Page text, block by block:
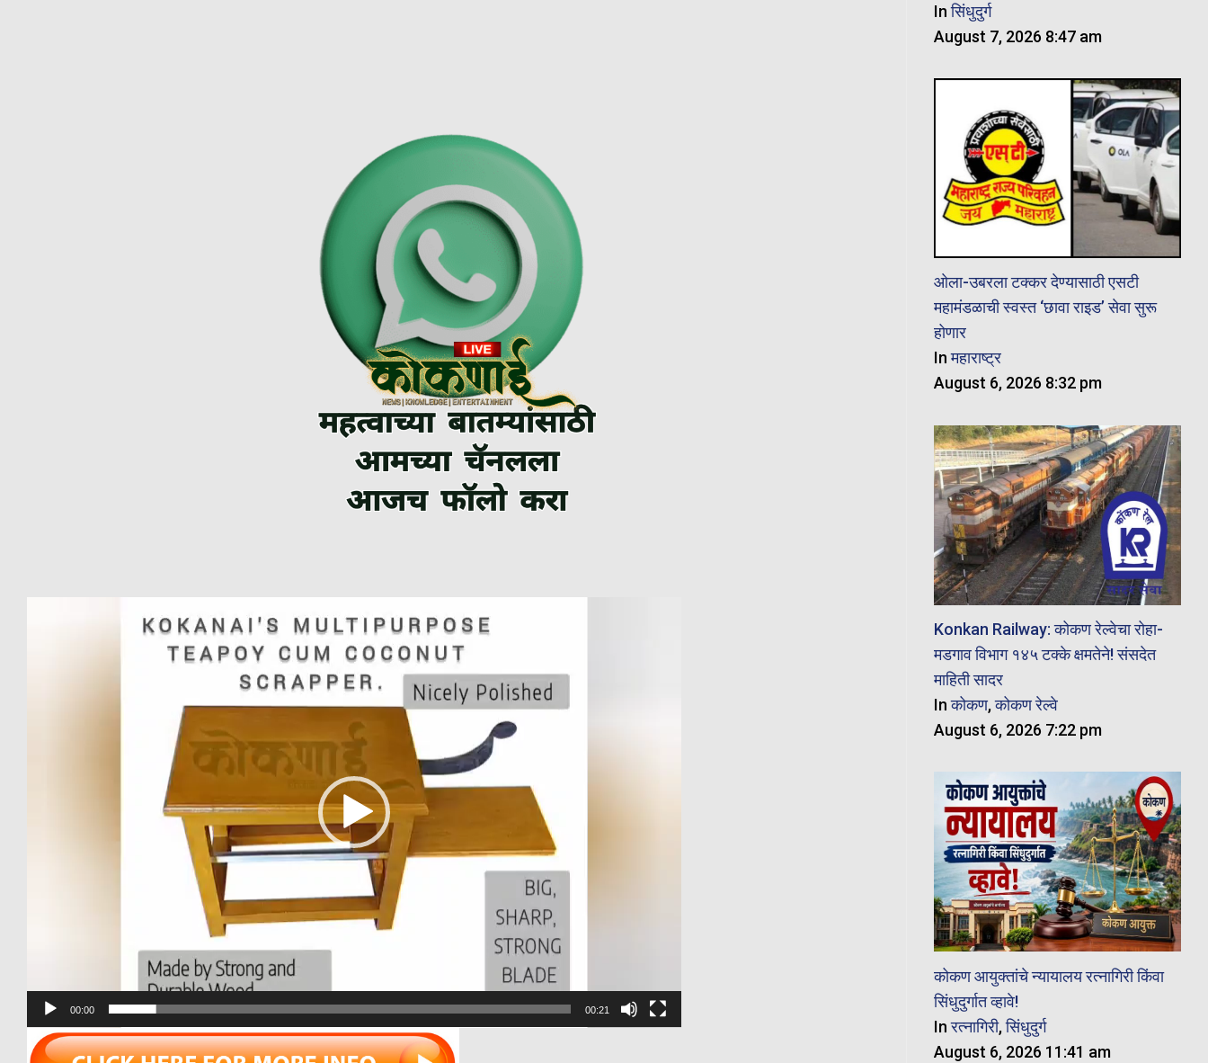
00:00 00:21
Inसिंधुदुर्ग
August 7, 2026 8:47 am
ओला-उबरला टक्कर देण्यासाठी एसटी
महामंडळाची स्वस्त ‘छावा राइड’ सेवा सुरू
होणार
Inमहाराष्ट्र
August 6, 2026 8:32 pm
Konkan Railway: कोकण रेल्वेचा रोहा-
मडगाव विभाग १४५ टक्के क्षमतेने! संसदेत
माहिती सादर
Inकोकण,कोकण रेल्वे
August 6, 2026 7:22 pm
कोकण आयुक्तांचे न्यायालय रत्नागिरी किंवा
सिंधुदुर्गात व्हावे!
Inरत्नागिरी,सिंधुदुर्ग
August 6, 2026 11:41 am